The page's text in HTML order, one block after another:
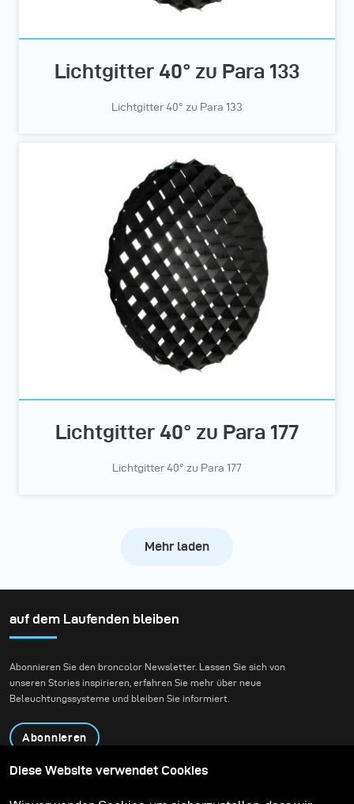
Lichtgitter 40° zu Para 133
Lichtgitter 40° zu Para 133
Lichtgitter 40° zu Para 177
Lichtgitter 40° zu Para 177
Mehr laden
auf dem Laufenden bleiben
Abonnieren Sie den broncolor Newsletter. Lassen Sie sich von
unseren Stories inspirieren, erfahren Sie mehr über neue
Beleuchtungssysteme und bleiben Sie informiert.
Abonnieren
Diese Website verwendet Cookies